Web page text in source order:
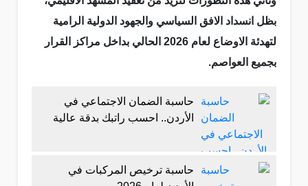
بظل انسداد الافق السياسي والجهود الدولية الرامية
لتهدئة الاوضاع لعام 2026 الحالي بداخل مراكز القرار
بجميع العواصم.
حاسبة الضمان الاجتماعي في
الأردن.. احسب راتبك بدقة عالية
حاسبة ترخيص المركبات في